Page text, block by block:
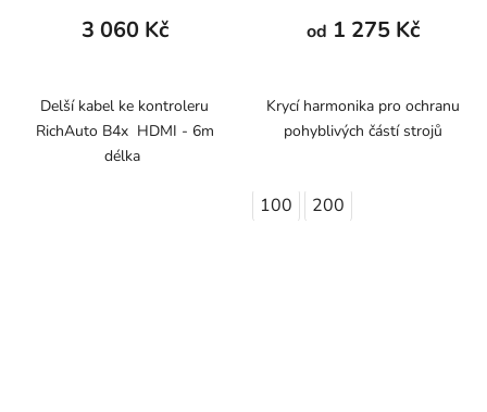
produktu
z
5
hvězdiček.
3 060 Kč
Delší kabel ke kontroleru
RichAuto B4x HDMI - 6m
délka
od 1 275 Kč
Krycí harmonika pro ochranu
pohyblivých částí strojů
100 200